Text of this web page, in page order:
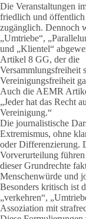
Die Veranstaltungen
friedlich und öffentlich
zugänglich. Dennoch
„Umtriebe“,
und „Klientel“
Artikel 8 GG, der die
Versammlungsfreiheit
Vereinigungsfreiheit
Auch die AEMR
„Jeder hat das Recht
Vereinigung.“
Die journalistische
Extremismus, ohne
oder Differenzierung.
Vorverurteilung
dieser Grundrechte
Menschenwürde und
Besonders kritisch ist
„verkehren“,
Assoziation mit